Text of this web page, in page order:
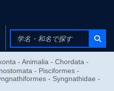
- Animalia - Chordata -
- Pisciformes -
- Syngnathidae -